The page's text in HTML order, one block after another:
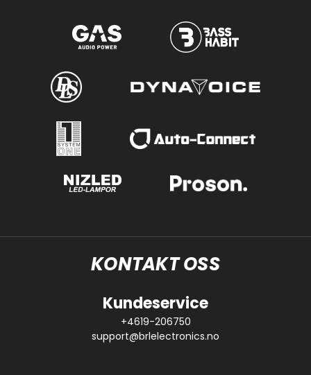
KONTAKT OSS
Kundeservice
+4619-206750
support@brlelectronics.no